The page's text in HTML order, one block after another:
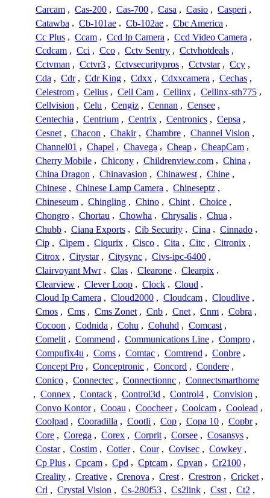
Carcam , Cas-200 , Cas-700 , Casa , Casio , Casperi ,
Catawba , Cb-101ae , Cb-102ae , Cbc America ,
Cc Plus , Ccam , Ccd Ip Camera , Ccd Video Camera ,
Ccdcam , Cci , Cco , Cctv Sentry , Cctvhotdeals ,
Cctvman , Cctvr3 , Cctvsecuritypros , Cctvstar , Ccy ,
Cda , Cdr , Cdr King , Cdxx , Cdxxcamera , Cechas ,
Celestrom , Celius , Cell Cam , Cellinx , Cellinx-sth775 ,
Cellvision , Celu , Cengiz , Cennan , Censee ,
Centechia , Centrium , Centrix , Centronics , Cepsa ,
Cesnet , Chacon , Chakir , Chambre , Channel Vision ,
Channel01 , Chapel , Chavega , Cheap , CheapCam ,
Cherry Mobile , Chicony , Childrenview.com , China ,
China Dragon , Chinavasion , Chinawest , Chine ,
Chinese , Chinese Lamp Camera , Chineseptz ,
Chineseum , Chingling , Chino , Chint , Choice ,
Chongro , Chortau , Chowha , Chrysalis , Chua ,
Chubb , Ciana Exports , Cib Security , Cina , Cinnado ,
Cip , Cipem , Ciqurix , Cisco , Cita , Citc , Citronix ,
Citrox , Citystar , Citysync , Civs-ipc-6400 ,
Clairvoyant Mwr , Clas , Clearone , Clearpix ,
Clearview , Clever Loop , Clock , Cloud ,
Cloud Ip Camera , Cloud2000 , Cloudcam , Cloudlive ,
Cmos , Cms , Cms Zonet , Cnb , Cnet , Cnm , Cobra ,
Cocoon , Codnida , Cohu , Cohuhd , Comcast ,
Comelit , Commend , Communications Line , Compro ,
Compufix4u , Coms , Comtac , Comtrend , Conbre ,
Concept Pro , Conceptronic , Concord , Condere ,
Conico , Connectec , Connectionnc , Connectsmarthome
, Connex , Contack , Control3d , Control4 , Convision ,
Convo Kontor , Cooau , Coocheer , Coolcam , Coolead ,
Coolpad , Cooradilla , Cootli , Cop , Copa 10 , Copbr ,
Core , Corega , Corex , Corprit , Corsee , Cosansys ,
Costar , Costim , Cotier , Cour , Covisec , Cowkey ,
Cp Plus , Cpcam , Cpd , Cptcam , Cpvan , Cr2100 ,
Creality , Creative , Crenova , Crest , Crestron , Cricket ,
Crl , Crystal Vision , Cs-280f53 , Cs2link , Csst , Ct2 ,